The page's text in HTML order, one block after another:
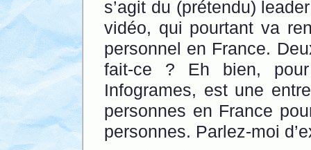
s’agit du (prétendu)
vidéo, qui pourtant va
personnel en France.
fait-ce ? Eh bien,
Infogrames, est une
personnes en France
personnes. Parlez-moi